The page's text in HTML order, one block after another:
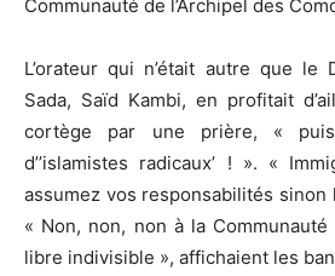
Communauté de l’Archipel des
L’orateur qui n’était autre que le
Sada, Saïd Kambi, en profitait
cortège par une prière, «
d’’islamistes radicaux’ ! ». «
assumez vos responsabilités sinon
« Non, non, non à la
libre indivisible », affichaient les